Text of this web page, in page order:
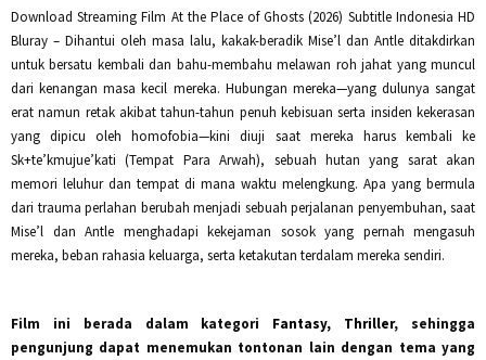
Download Streaming Film At the Place of Ghosts (2026) Subtitle Indonesia HD
Bluray – Dihantui oleh masa lalu, kakak-beradik Mise’l dan Antle ditakdirkan
untuk bersatu kembali dan bahu-membahu melawan roh jahat yang muncul
dari kenangan masa kecil mereka. Hubungan mereka—yang dulunya sangat
erat namun retak akibat tahun-tahun penuh kebisuan serta insiden kekerasan
yang dipicu oleh homofobia—kini diuji saat mereka harus kembali ke
Sk+te’kmujue’kati (Tempat Para Arwah), sebuah hutan yang sarat akan
memori leluhur dan tempat di mana waktu melengkung. Apa yang bermula
dari trauma perlahan berubah menjadi sebuah perjalanan penyembuhan, saat
Mise’l dan Antle menghadapi kekejaman sosok yang pernah mengasuh
mereka, beban rahasia keluarga, serta ketakutan terdalam mereka sendiri.
Film ini berada dalam kategori Fantasy, Thriller, sehingga
pengunjung dapat menemukan tontonan lain dengan tema yang